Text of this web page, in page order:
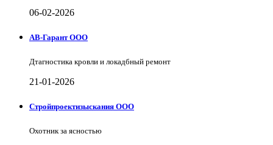
06-02-2026
АВ-Гарант ООО
Дтагностика кровли и локадбный ремонт
21-01-2026
Стройпроектизыскания ООО
Охотник за ясностью